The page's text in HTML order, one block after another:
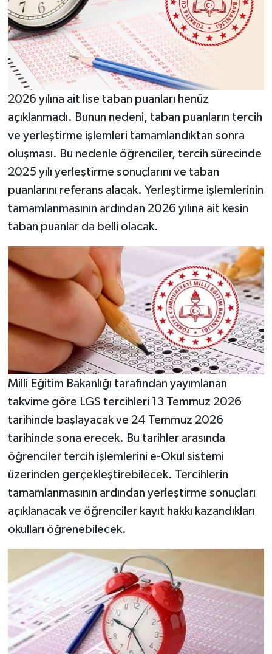
2026 yılına ait lise taban puanları henüz
açıklanmadı. Bunun nedeni, taban puanların tercih
ve yerleştirme işlemleri tamamlandıktan sonra
oluşması. Bu nedenle öğrenciler, tercih sürecinde
2025 yılı yerleştirme sonuçlarını ve taban
puanlarını referans alacak. Yerleştirme işlemlerinin
tamamlanmasının ardından 2026 yılına ait kesin
taban puanlar da belli olacak.
Milli Eğitim Bakanlığı tarafından yayımlanan
takvime göre LGS tercihleri 13 Temmuz 2026
tarihinde başlayacak ve 24 Temmuz 2026
tarihinde sona erecek. Bu tarihler arasında
öğrenciler tercih işlemlerini e-Okul sistemi
üzerinden gerçekleştirebilecek. Tercihlerin
tamamlanmasının ardından yerleştirme sonuçları
açıklanacak ve öğrenciler kayıt hakkı kazandıkları
okulları öğrenebilecek.